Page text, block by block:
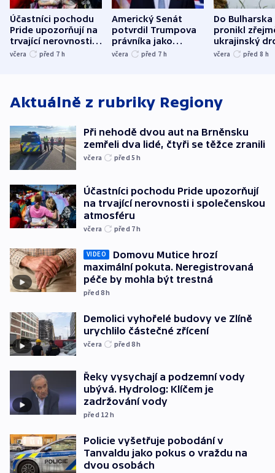
Účastníci pochodu
Pride upozorňují na
trvající nerovnosti i
společenskou
včera před 7 h
Americký Senát
potvrdil Trumpova
právníka jako
ministra
včera před 7 h
Do Bulharska
pronikl
ukrajinský
explodoval
včera před 8 h
Aktuálně z rubriky Regiony
Při nehodě dvou aut na Brněnsku
zemřeli dva lidé, čtyři se těžce zranili
včera před 5h
Účastníci pochodu Pride upozorňují
na trvající nerovnosti i společenskou
atmosféru
včera před 7h
VIDEO
Domovu Mutice hrozí
maximální pokuta. Neregistrovaná
péče by mohla být trestná
před 8h
Demolici vyhořelé budovy ve Zlíně
urychlilo částečné zřícení
včera před 8h
Řeky vysychají a podzemní vody
ubývá. Hydrolog: Klíčem je
zadržování vody
před 12 h
Policie vyšetřuje pobodání v
Tanvaldu jako pokus o vraždu na
dvou osobách